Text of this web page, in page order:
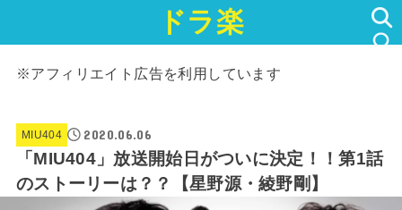
ドラ楽
※アフィリエイト広告を利用しています
MIU404 2020.06.06
「MIU404」放送開始日がついに決定！！第1話
のストーリーは？？【星野源・綾野剛】